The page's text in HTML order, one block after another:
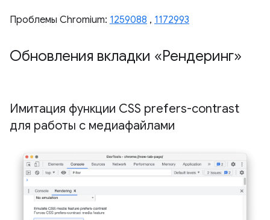
Проблемы Chromium: 1259088 , 1172993
Обновления вкладки «Рендеринг»
Имитация функции CSS prefers-contrast
для работы с медиафайлами